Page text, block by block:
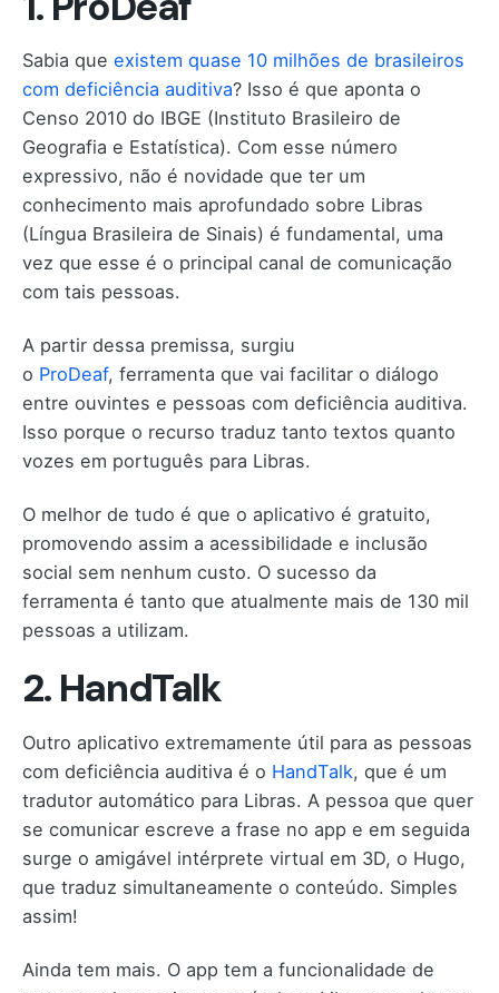
Sabia que existem quase 10 milhões de brasileiros
com deficiência auditiva? Isso é que aponta o
Censo 2010 do IBGE (Instituto Brasileiro de
Geografia e Estatística). Com esse número
expressivo, não é novidade que ter um
conhecimento mais aprofundado sobre Libras
(Língua Brasileira de Sinais) é fundamental, uma
vez que esse é o principal canal de comunicação
com tais pessoas.
A partir dessa premissa, surgiu
o ProDeaf, ferramenta que vai facilitar o diálogo
entre ouvintes e pessoas com deficiência auditiva.
Isso porque o recurso traduz tanto textos quanto
vozes em português para Libras.
O melhor de tudo é que o aplicativo é gratuito,
promovendo assim a acessibilidade e inclusão
social sem nenhum custo. O sucesso da
ferramenta é tanto que atualmente mais de 130 mil
pessoas a utilizam.
2. HandTalk
Outro aplicativo extremamente útil para as pessoas
com deficiência auditiva é o HandTalk, que é um
tradutor automático para Libras. A pessoa que quer
se comunicar escreve a frase no app e em seguida
surge o amigável intérprete virtual em 3D, o Hugo,
que traduz simultaneamente o conteúdo. Simples
assim!
Ainda tem mais. O app tem a funcionalidade de